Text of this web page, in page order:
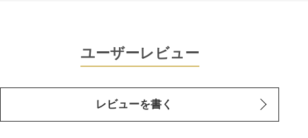
ユーザーレビュー
レビューを書く